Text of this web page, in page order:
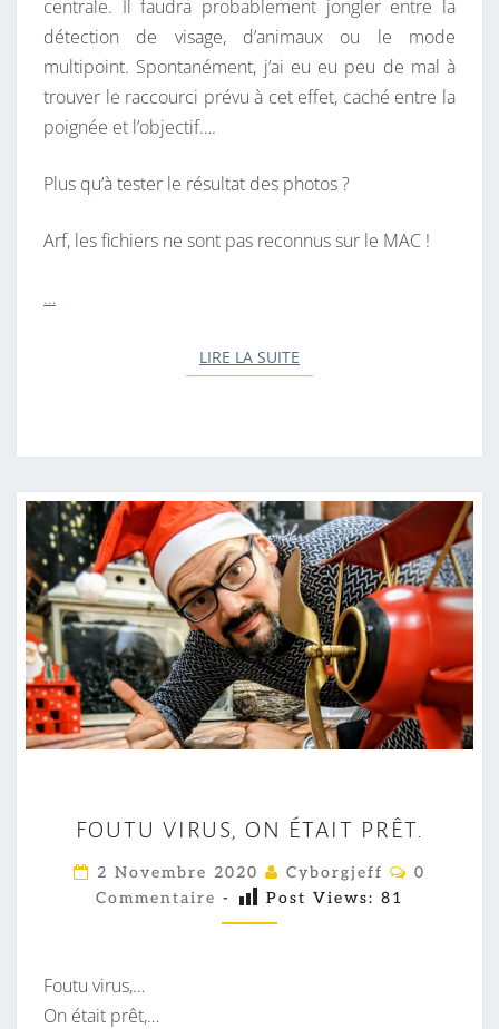
centrale. Il faudra probablement jongler entre la
détection de visage, d’animaux ou le mode
multipoint. Spontanément, j’ai eu eu peu de mal à
trouver le raccourci prévu à cet effet, caché entre la
poignée et l’objectif….
Plus qu’à tester le résultat des photos ?
Arf, les fichiers ne sont pas reconnus sur le MAC !
…
LIRE LA SUITE
O
U
T
U
FOUTU VIRUS, ON ÉTAIT PRÊT.
2 Novembre 2020 Cyborgjeff
C
0
Commentaire - Post Views: 81
Foutu virus,…
On était prêt,…